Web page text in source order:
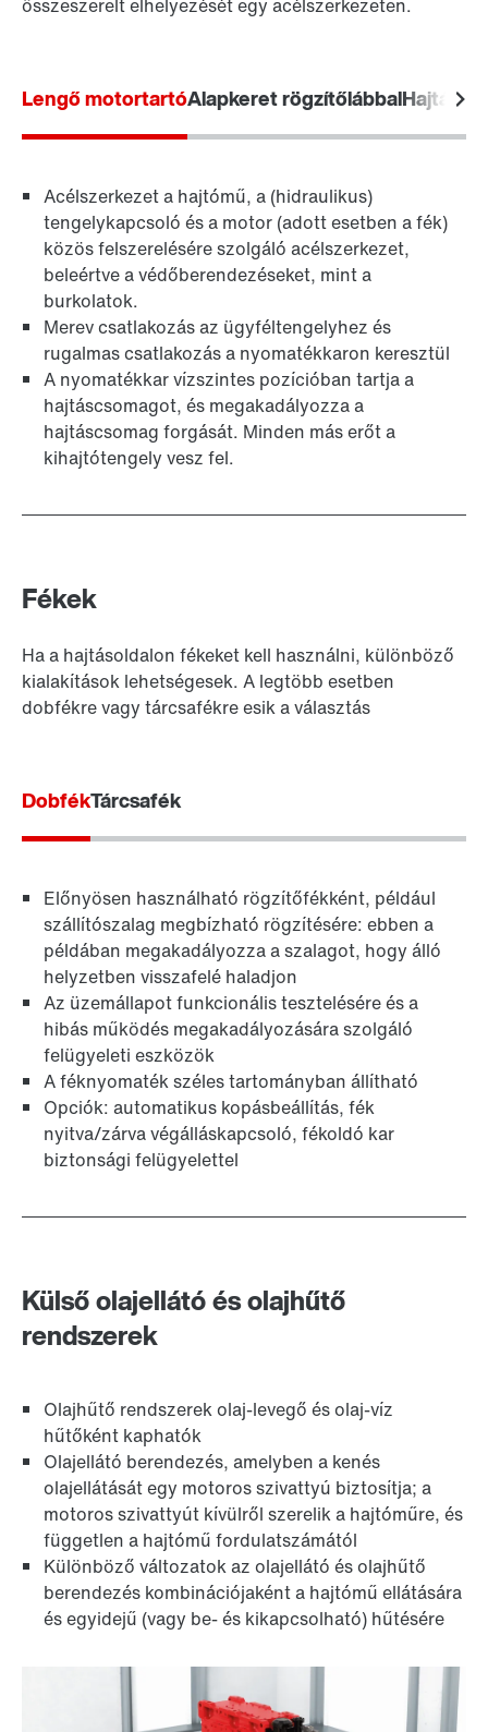
összeszerelt elhelyezését egy acélszerkezeten.
Lengő motortartóAlapkeret rögzítőlábbal
Acélszerkezet a hajtómű, a (hidraulikus)
tengelykapcsoló és a motor (adott esetben a fék)
közös felszerelésére szolgáló acélszerkezet,
beleértve a védőberendezéseket, mint a
burkolatok.
Merev csatlakozás az ügyféltengelyhez és
rugalmas csatlakozás a nyomatékkaron keresztül
A nyomatékkar vízszintes pozícióban tartja a
hajtáscsomagot, és megakadályozza a
hajtáscsomag forgását. Minden más erőt a
kihajtótengely vesz fel.
Fékek
Ha a hajtásoldalon fékeket kell használni, különböző
kialakítások lehetségesek. A legtöbb esetben
dobfékre vagy tárcsafékre esik a választás
DobfékTárcsafék
Előnyösen használható rögzítőfékként, például
szállítószalag megbízható rögzítésére: ebben a
példában megakadályozza a szalagot, hogy álló
helyzetben visszafelé haladjon
Az üzemállapot funkcionális tesztelésére és a
hibás működés megakadályozására szolgáló
felügyeleti eszközök
A féknyomaték széles tartományban állítható
Opciók: automatikus kopásbeállítás, fék
nyitva/zárva végálláskapcsoló, fékoldó kar
biztonsági felügyelettel
Külső olajellátó és olajhűtő
rendszerek
Olajhűtő rendszerek olaj-levegő és olaj-víz
hűtőként kaphatók
Olajellátó berendezés, amelyben a kenés
olajellátását egy motoros szivattyú biztosítja; a
motoros szivattyút kívülről szerelik a hajtóműre, és
független a hajtómű fordulatszámától
Különböző változatok az olajellátó és olajhűtő
berendezés kombinációjaként a hajtómű ellátására
és egyidejű (vagy be- és kikapcsolható) hűtésére